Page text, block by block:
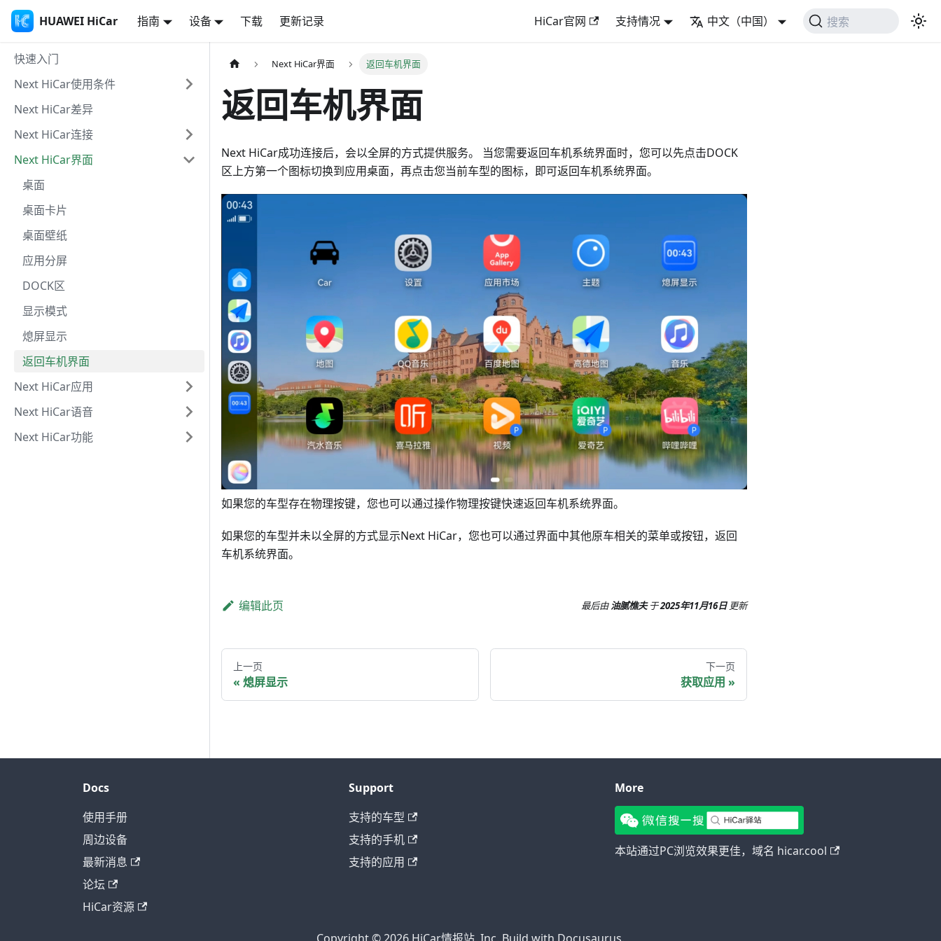
HUAWEI HiCar 指南 设备 下载 更新记录 HiCar官网 支持情况 中文（中国） 搜索
快速入门
Next HiCar使用条件
Next HiCar差异
Next HiCar连接
Next HiCar界面
桌面
桌面卡片
桌面壁纸
应用分屏
DOCK区
显示模式
熄屏显示
返回车机界面
Next HiCar应用
Next HiCar语音
Next HiCar功能
Next HiCar界面 返回车机界面
返回车机界面
Next HiCar成功连接后，会以全屏的方式提供服务。 当您需要返回车机系统界面时，您可以先点击DOCK
区上方第一个图标切换到应用桌面，再点击您当前车型的图标，即可返回车机系统界面。
如果您的车型存在物理按键，您也可以通过操作物理按键快速返回车机系统界面。
如果您的车型并未以全屏的方式显示Next HiCar，您也可以通过界面中其他原车相关的菜单或按钮，返回
车机系统界面。
编辑此页 最后由油腻樵夫 于2025年11月16日 更新
上一页
熄屏显示
下一页
获取应用
Docs
使用手册
周边设备
最新消息
论坛
HiCar资源
Support
支持的车型
支持的手机
支持的应用
More
本站通过PC浏览效果更佳，域名 hicar.cool